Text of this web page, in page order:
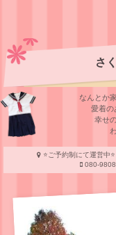
さ
なんとか
愛着の
幸せ
⭐️ご予約制にて運営中
080-